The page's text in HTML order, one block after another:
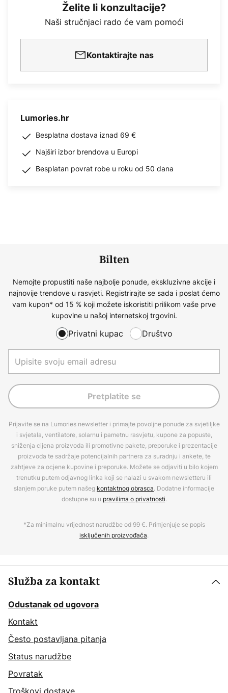
Želite li konzultacije?
Naši stručnjaci rado će vam pomoći
Kontaktirajte nas
Lumories.hr
Besplatna dostava iznad 69 €
Najširi izbor brendova u Europi
Besplatan povrat robe u roku od 50 dana
Bilten
Nemojte propustiti naše najbolje ponude, ekskluzivne akcije i
najnovije trendove u rasvjeti. Registrirajte se sada i poslat ćemo
vam kupon* od 15 % koji možete iskoristiti prilikom vaše prve
kupovine u našoj internetskoj trgovini.
Privatni kupac Društvo
Pretplatite se
Prijavite se na Lumories newsletter i primajte povoljne ponude za svjetiljke
i svjetala, ventilatore, solarnu i pametnu rasvjetu, kupone za popuste,
sniženja cijena proizvoda ili promotivne pakete, preporuke i prezentacije
proizvoda te sadržaje potencijalnih partnera za suradnju i ankete, te
zahtjeve za ocjene kupovine i preporuke. Možete se odjaviti u bilo kojem
trenutku putem odjavnog linka koji se nalazi u svakom newsletteru ili
slanjem poruke putem našeg kontaktnog obrasca. Dodatne informacije
dostupne su u pravilima o privatnosti.
*Za minimalnu vrijednost narudžbe od 99 €. Primjenjuje se popis
isključenih proizvođača.
Služba za kontakt
Odustanak od ugovora
Kontakt
Često postavljana pitanja
Status narudžbe
Povratak